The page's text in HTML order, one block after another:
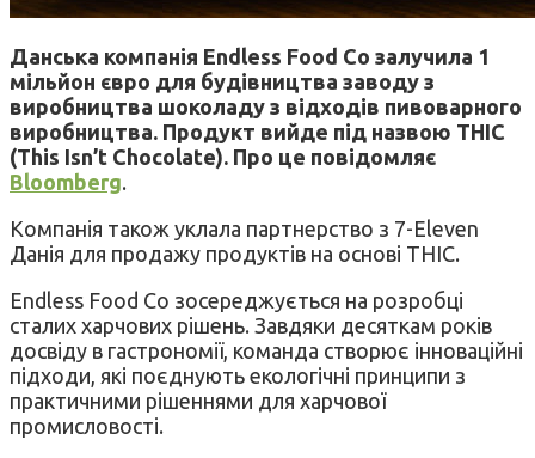
Данська компанія Endless Food Co залучила 1
мільйон євро для будівництва заводу з
виробництва шоколаду з відходів пивоварного
виробництва. Продукт вийде під назвою THIC
(This Isn’t Chocolate). Про це повідомляє
Bloomberg.
Компанія також уклала партнерство з 7-Eleven
Данія для продажу продуктів на основі THIC.
Endless Food Co зосереджується на розробці
сталих харчових рішень. Завдяки десяткам років
досвіду в гастрономії, команда створює інноваційні
підходи, які поєднують екологічні принципи з
практичними рішеннями для харчової
промисловості.